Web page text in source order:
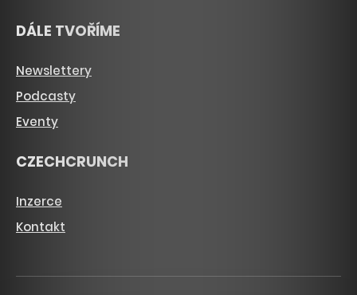
DÁLE TVOŘÍME
Newslettery
Podcasty
Eventy
CZECHCRUNCH
Inzerce
Kontakt